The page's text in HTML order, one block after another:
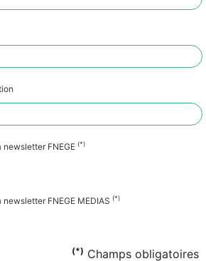
FNEGE (*)
FNEGE MEDIAS (*)
(*) Champs obligatoires